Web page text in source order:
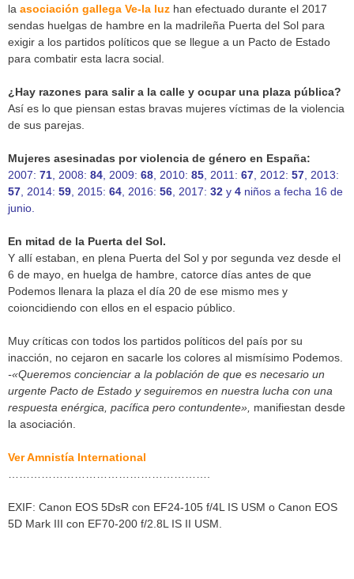
la asociación gallega Ve-la luz han efectuado durante el 2017
sendas huelgas de hambre en la madrileña Puerta del Sol para
exigir a los partidos políticos que se llegue a un Pacto de Estado
para combatir esta lacra social.
¿Hay razones para salir a la calle y ocupar una plaza pública?
Así es lo que piensan estas bravas mujeres víctimas de la violencia
de sus parejas.
Mujeres asesinadas por violencia de género en España:
2007: 71, 2008: 84, 2009: 68, 2010: 85, 2011: 67, 2012: 57, 2013:
57, 2014: 59, 2015: 64, 2016: 56, 2017: 32 y 4 niños a fecha 16 de
junio.
En mitad de la Puerta del Sol.
Y allí estaban, en plena Puerta del Sol y por segunda vez desde el
6 de mayo, en huelga de hambre, catorce días antes de que
Podemos llenara la plaza el día 20 de ese mismo mes y
coioncidiendo con ellos en el espacio público.
Muy críticas con todos los partidos políticos del país por su
inacción, no cejaron en sacarle los colores al mismísimo Podemos.
-«Queremos concienciar a la población de que es necesario un
urgente Pacto de Estado y seguiremos en nuestra lucha con una
respuesta enérgica, pacífica pero contundente», manifiestan desde
la asociación.
Ver Amnistía International
……………………………………………….
EXIF: Canon EOS 5DsR con EF24-105 f/4L IS USM o Canon EOS
5D Mark III con EF70-200 f/2.8L IS II USM.